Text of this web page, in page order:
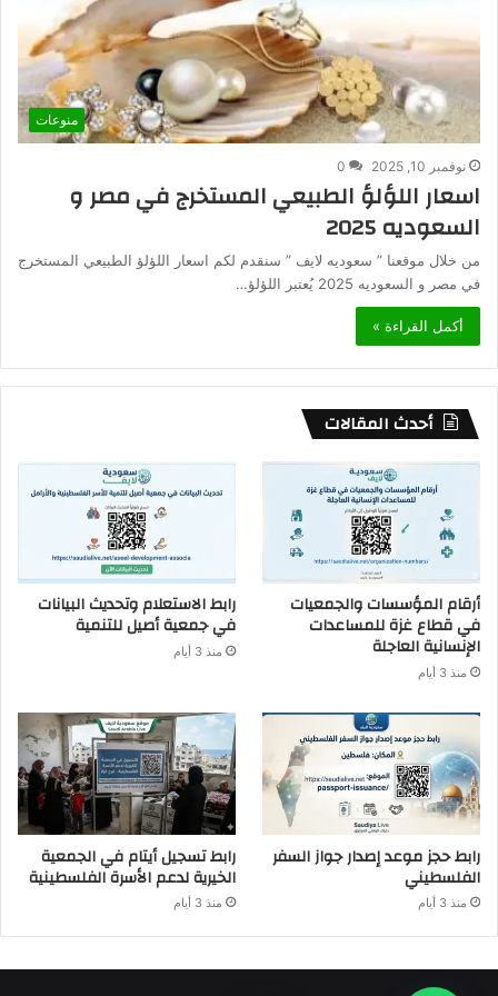
منوعات
نوفمبر 10, 2025 0
اسعار اللؤلؤ الطبيعي المستخرج في مصر و
السعوديه 2025
من خلال موقعنا ” سعوديه لايف ” سنقدم لكم اسعار اللؤلؤ الطبيعي المستخرج
في مصر و السعوديه 2025 يُعتبر اللؤلؤ…
أكمل القراءة »
أحدث المقالات
أرقام المؤسسات والجمعيات
في قطاع غزة للمساعدات
الإنسانية العاجلة
منذ 3 أيام
رابط الاستعلام وتحديث البيانات
في جمعية أصيل للتنمية
منذ 3 أيام
رابط حجز موعد إصدار جواز السفر
الفلسطيني
منذ 3 أيام
رابط تسجيل أيتام في الجمعية
الخيرية لدعم الأسرة الفلسطينية
منذ 3 أيام